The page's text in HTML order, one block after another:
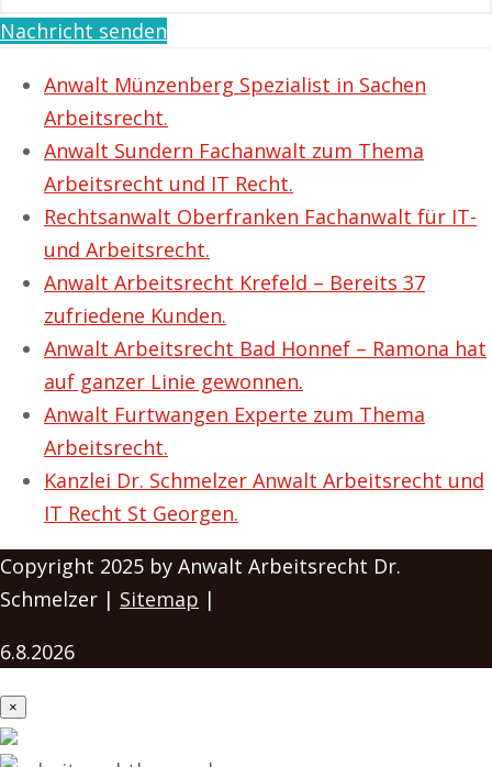
Nachricht senden
Anwalt Münzenberg Spezialist in Sachen
Arbeitsrecht.
Anwalt Sundern Fachanwalt zum Thema
Arbeitsrecht und IT Recht.
Rechtsanwalt Oberfranken Fachanwalt für IT-
und Arbeitsrecht.
Anwalt Arbeitsrecht Krefeld – Bereits 37
zufriedene Kunden.
Anwalt Arbeitsrecht Bad Honnef – Ramona hat
auf ganzer Linie gewonnen.
Anwalt Furtwangen Experte zum Thema
Arbeitsrecht.
Kanzlei Dr. Schmelzer Anwalt Arbeitsrecht und
IT Recht St Georgen.
Copyright 2025 by Anwalt Arbeitsrecht Dr.
Schmelzer | Sitemap |
6.8.2026
×